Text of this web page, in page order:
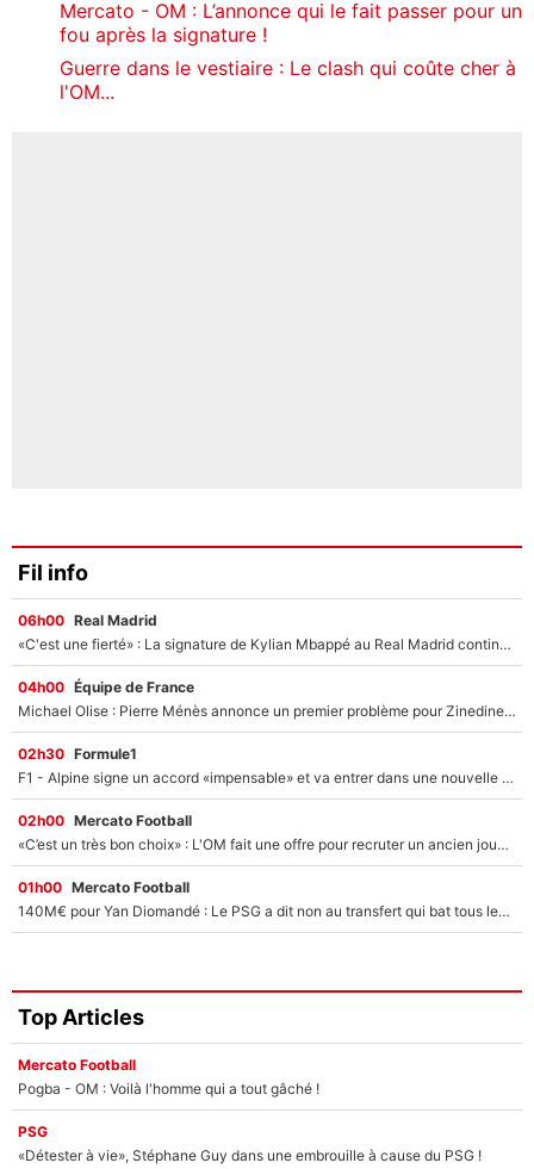
Mercato - OM : L’annonce qui le fait passer pour un
fou après la signature !
Guerre dans le vestiaire : Le clash qui coûte cher à
l'OM...
Fil info
06h00 Real Madrid
«C'est une fierté» : La signature de Kylian Mbappé au Real Madrid continue de régaler l'Espagne
04h00 Équipe de France
Michael Olise : Pierre Ménès annonce un premier problème pour Zinedine Zidane en équipe de France
02h30 Formule1
F1 - Alpine signe un accord «impensable» et va entrer dans une nouvelle dimension : Grande nouvelle pour Pierre Gasly !
02h00 Mercato Football
«C’est un très bon choix» : L'OM fait une offre pour recruter un ancien joueur du PSG... et c'est validé dans l'After Foot !
01h00 Mercato Football
140M€ pour Yan Diomandé : Le PSG a dit non au transfert qui bat tous les records sur le mercato
Top Articles
Mercato Football
Pogba - OM : Voilà l'homme qui a tout gâché !
PSG
«Détester à vie», Stéphane Guy dans une embrouille à cause du PSG !